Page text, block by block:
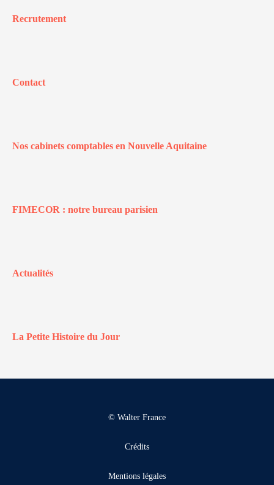
Recrutement
Contact
Nos cabinets comptables en Nouvelle Aquitaine
FIMECOR : notre bureau parisien
Actualités
La Petite Histoire du Jour
© Walter France
Crédits
Mentions légales